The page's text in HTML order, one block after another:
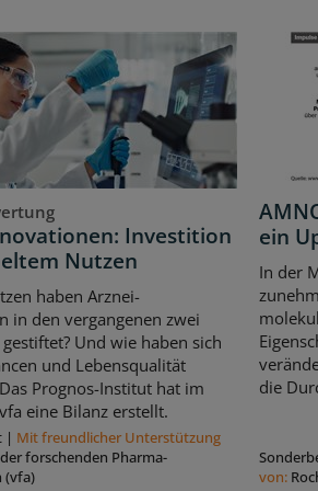
Investition
Nutzen
haben Arznei-
in den vergangenen zwei
Und wie haben sich
und Lebensqualität
Prognos-Institut hat im
eine Bilanz erstellt.
| Mit freundlicher Unterstützung
forschenden Pharma-
(vfa)
ein
In der
die
von: